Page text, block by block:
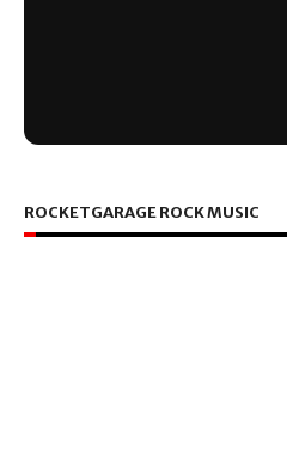
ROCKETGARAGE ROCK MUSIC